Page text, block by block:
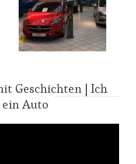
Geschichten | Ich
Auto